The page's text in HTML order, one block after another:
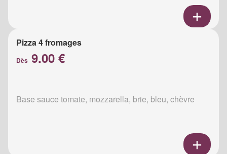
Pizza 4 fromages
Dès 9.00 €
Base sauce tomate, mozzarella, brie, bleu, chèvre